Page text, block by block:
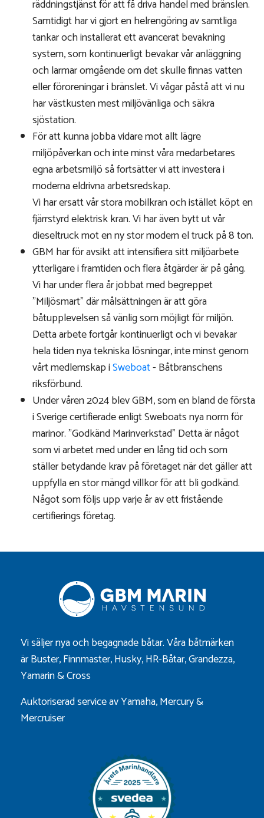
räddningstjänst för att få driva handel med bränslen.
Samtidigt har vi gjort en helrengöring av samtliga
tankar och installerat ett avancerat bevakning
system, som kontinuerligt bevakar vår anläggning
och larmar omgående om det skulle finnas vatten
eller föroreningar i bränslet. Vi vågar påstå att vi nu
har västkusten mest miljövänliga och säkra
sjöstation.
För att kunna jobba vidare mot allt lägre
miljöpåverkan och inte minst våra medarbetares
egna arbetsmiljö så fortsätter vi att investera i
moderna eldrivna arbetsredskap.
Vi har ersatt vår stora mobilkran och istället köpt en
fjärrstyrd elektrisk kran. Vi har även bytt ut vår
dieseltruck mot en ny stor modern el truck på 8 ton.
GBM har för avsikt att intensifiera sitt miljöarbete
ytterligare i framtiden och flera åtgärder är på gång.
Vi har under flera år jobbat med begreppet
”Miljösmart” där målsättningen är att göra
båtupplevelsen så vänlig som möjligt för miljön.
Detta arbete fortgår kontinuerligt och vi bevakar
hela tiden nya tekniska lösningar, inte minst genom
vårt medlemskap iSweboat- Båtbranschens
riksförbund.
Under våren 2024 blev GBM, som en bland de första
i Sverige certifierade enligt Sweboats nya norm för
marinor. "Godkänd Marinverkstad" Detta är något
som vi arbetet med under en lång tid och som
ställer betydande krav på företaget när det gäller att
uppfylla en stor mängd villkor för att bli godkänd.
Något som följs upp varje år av ett fristående
certifierings företag.
Vi säljer nya och begagnade båtar. Våra båtmärken
ärBuster,Finnmaster,Husky,HR-Båtar,Grandezza,
Yamarin&Cross
Auktoriserad service av Yamaha, Mercury &
Mercruiser